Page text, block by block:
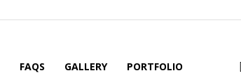
FAQS GALLERY PORTFOLIO